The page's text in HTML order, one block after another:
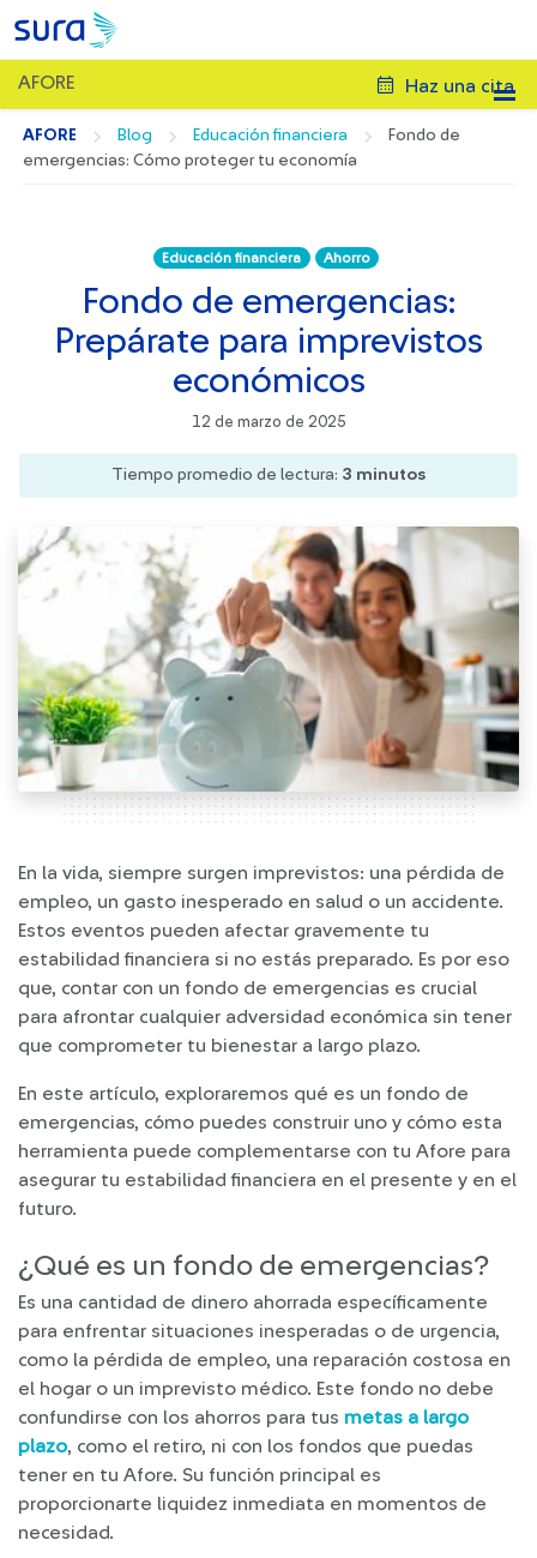
AFORE Haz una cita
AFORE Blog Educación financiera
Fondo de
emergencias: Cómo proteger tu economía
Educación financiera Ahorro
Fondo de emergencias:
Prepárate para imprevistos
económicos
12 de marzo de 2025
Tiempo promedio de lectura: 3 minutos
En la vida, siempre surgen imprevistos: una pérdida de
empleo, un gasto inesperado en salud o un accidente.
Estos eventos pueden afectar gravemente tu
estabilidad financiera si no estás preparado. Es por eso
que, contar con un fondo de emergencias es crucial
para afrontar cualquier adversidad económica sin tener
que comprometer tu bienestar a largo plazo.
En este artículo, exploraremos qué es un fondo de
emergencias, cómo puedes construir uno y cómo esta
herramienta puede complementarse con tu Afore para
asegurar tu estabilidad financiera en el presente y en el
futuro.
¿Qué es un fondo de emergencias?
Es una cantidad de dinero ahorrada específicamente
para enfrentar situaciones inesperadas o de urgencia,
como la pérdida de empleo, una reparación costosa en
el hogar o un imprevisto médico. Este fondo no debe
confundirse con los ahorros para tus metas a largo
plazo, como el retiro, ni con los fondos que puedas
tener en tu Afore. Su función principal es
proporcionarte liquidez inmediata en momentos de
necesidad.